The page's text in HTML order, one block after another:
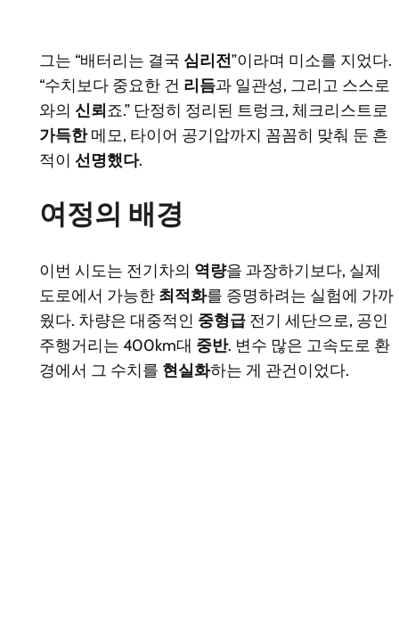
그는 “배터리는 결국 심리전”이라며 미소를 지었다.
“수치보다 중요한 건 리듬과 일관성, 그리고 스스로
와의 신뢰 죠.” 단정히 정리된 트렁크, 체크리스트로
가득한메모, 타이어 공기압까지 꼼꼼히 맞춰 둔 흔
적이 선명했다.
여정의 배경
이번 시도는 전기차의 역량을 과장하기보다, 실제
도로에서 가능한 최적화를 증명하려는 실험에 가까
웠다. 차량은 대중적인 중형급 전기 세단으로, 공인
주행거리는 400km대 중반. 변수 많은 고속도로 환
경에서 그 수치를 현실화하는 게 관건이었다.